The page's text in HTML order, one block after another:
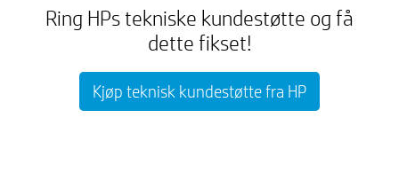
Ring HPs tekniske kundestøtte og få
dette fikset!
Kjøp teknisk kundestøtte fra HP